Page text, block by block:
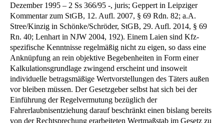
Dezember 1995 – 2 Ss 366/95 -, juris; Geppert in Leipziger
Kommentar zum StGB, 12. Aufl. 2007, § 69 Rdn. 82; a.A.
Stree/Kinzig in Schönke/Schröder, StGB, 29. Aufl. 2014, § 69
Rn. 40; Lenhart in NJW 2004, 192). Einem Laien sind Kfz-
spezifische Kenntnisse regelmäßig nicht zu eigen, so dass eine
Anknüpfung an rein objektive Begebenheiten in Form einer
Kalkulationsgrundlage zwingend erscheint und insoweit
individuelle betragsmäßige Wertvorstellungen des Täters außen
vor bleiben müssen. Der Gesetzgeber selbst hat sich bei der
Einführung der Regelvermutung bezüglich der
Fahrerlaubnisentziehung darauf beschränkt einen bislang bereits
von der Rechtsprechung erarbeiteten Wertmaßstab im Gesetz zu